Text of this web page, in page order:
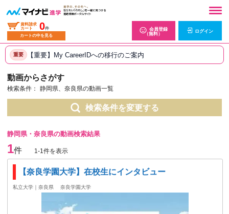
資料請求
カート
0件
カートの中を見る
会員登録
（無料）
ログイン
重要 【重要】My CareerIDへの移行のご案内
動画からさがす
検索条件： 静岡県、奈良県の動画一覧
検索条件を変更する
静岡県・奈良県の動画検索結果
1件 1-1件を表示
【奈良学園大学】在校生にインタビュー
私立大学｜奈良県 奈良学園大学